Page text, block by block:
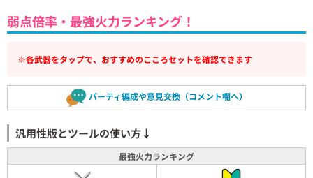
弱点倍率・最強火力ランキング！
※各武器をタップで、おすすめのこころセットを確認できます
パーティ編成や意見交換（コメント欄へ）
汎用性版とツールの使い方↓
最強火力ランキング